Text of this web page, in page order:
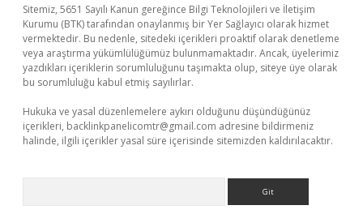
Sitemiz, 5651 Sayılı Kanun gereğince Bilgi Teknolojileri ve İletişim
Kurumu (BTK) tarafından onaylanmış bir Yer Sağlayıcı olarak hizmet
vermektedir. Bu nedenle, sitedeki içerikleri proaktif olarak denetleme
veya araştırma yükümlülüğümüz bulunmamaktadır. Ancak, üyelerimiz
yazdıkları içeriklerin sorumluluğunu taşımakta olup, siteye üye olarak
bu sorumluluğu kabul etmiş sayılırlar.
Hukuka ve yasal düzenlemelere aykırı olduğunu düşündüğünüz
içerikleri, backlinkpanelicomtr@gmail.com adresine bildirmeniz
halinde, ilgili içerikler yasal süre içerisinde sitemizden kaldırılacaktır.